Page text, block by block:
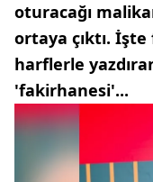
oturacağı
ortaya çıktı.
harflerle
'fakirhanesi'...